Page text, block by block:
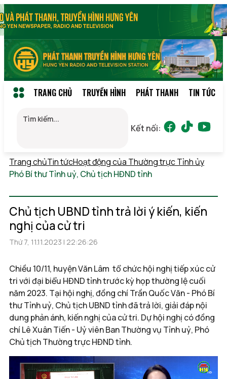
TRANG CHỦ TRUYỀN HÌNH PHÁT THANH TIN TỨC
Kết nối:
Trang chủTin tứcHoạt động của Thường trực Tỉnh ủy
Phó Bí thư Tỉnh uỷ, Chủ tịch HĐND tỉnh
Chủ tịch UBND tỉnh trả lời ý kiến, kiến
nghị của cử tri
Thứ 7, 11.11.2023 | 22:26:26
Chiều 10/11, huyện Văn Lâm tổ chức hội nghị tiếp xúc cử
tri với đại biểu HĐND tỉnh trước kỳ họp thường lệ cuối
năm 2023. Tại hội nghị, đồng chí Trần Quốc Văn - Phó Bí
thư Tỉnh uỷ, Chủ tịch UBND tỉnh đã trả lời, giải đáp nội
dung phản ánh, kiến nghị của cử tri. Dự hội nghị có đồng
chí Lê Xuân Tiến - Uỷ viên Ban Thường vụ Tỉnh uỷ, Phó
Chủ tịch Thường trực HĐND tỉnh.